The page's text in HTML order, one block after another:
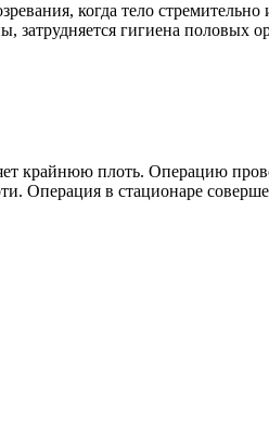
когда тело
затрудняется гигиена половых
крайнюю плоть. Операцию
Операция в стационаре